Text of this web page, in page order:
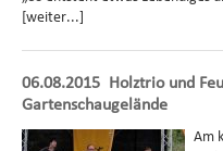
[weiter...]
06.08.2015 Holztrio und
Gartenschaugelände
Am